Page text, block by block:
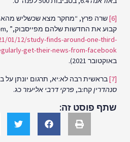
[6]
שרה פרץ, “מחקר מצא שכשליש
קבוע את החדשות שלהם מפייסבוק,” Techcrunch.com,
01/12/study-finds-around-one-third-
get-their-news-from-facebook/
באוקטובר 2021).
[7]
בראשית רבה לא:יא, תרגום יונתן
סנהדריןקח:ב, פרקי דרבי אליעזר כג.
שתף פוסט זה: